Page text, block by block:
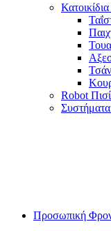
Κατοικίδια
Robot
Προσωπική